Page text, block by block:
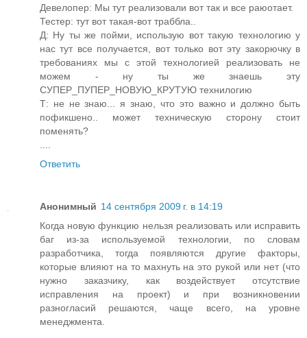
Девелопер: Мы тут реализовали вот так и все раюотает.
Тестер: тут вот такая-вот траббла..
Д: Ну ты же пойми, использую вот такую технологию у
нас тут все получается, вот только вот эту закорючку в
требованиях мы с этой технологией реализовать не
можем - ну ты же знаешь эту
СУПЕР_ПУПЕР_НОВУЮ_КРУТУЮ технилогию
Т: не не знаю... я знаю, что это важно и должно быть
пофикшено.. может техническую сторону стоит
поменять?
Ответить
Анонимный 14 сентября 2009 г. в 14:19
Когда новую функцию нельзя реализовать или исправить
баг из-за используемой технологии, по словам
разработчика, тогда появляются другие факторы,
которые влияют на то махнуть на это рукой или нет (что
нужно заказчику, как воздействует отсутствие
исправления на проект) и при возникновении
разногласий решаются, чаще всего, на уровне
менеджмента.